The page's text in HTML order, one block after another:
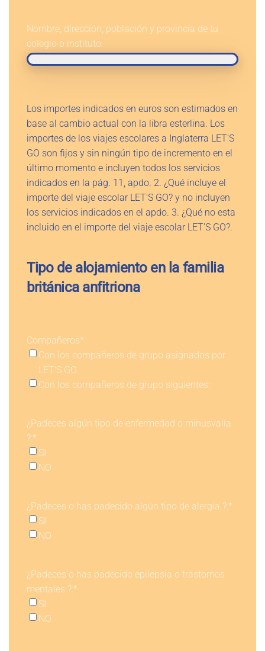
Nombre, dirección, población y provincia de tu
colegio o instituto:
Los importes indicados en euros son estimados en
base al cambio actual con la libra esterlina. Los
importes de los viajes escolares a Inglaterra LET'S
GO son fijos y sin ningún tipo de incremento en el
último momento e incluyen todos los servicios
indicados en la pág. 11, apdo. 2. ¿Qué incluye el
importe del viaje escolar LET'S GO? y no incluyen
los servicios indicados en el apdo. 3. ¿Qué no esta
incluido en el importe del viaje escolar LET'S GO?.
Tipo de alojamiento en la familia
británica anfitriona
Compañeros*
Con los compañeros de grupo asignados por
LET'S GO.
Con los compañeros de grupo siguientes:
¿Padeces algún tipo de enfermedad o minusvalía
?:*
SI
NO
¿Padeces o has padecido algún tipo de alergia ?:*
SI
NO
¿Padeces o has padecido epilepsia o trastornos
mentales ?:*
SI
NO